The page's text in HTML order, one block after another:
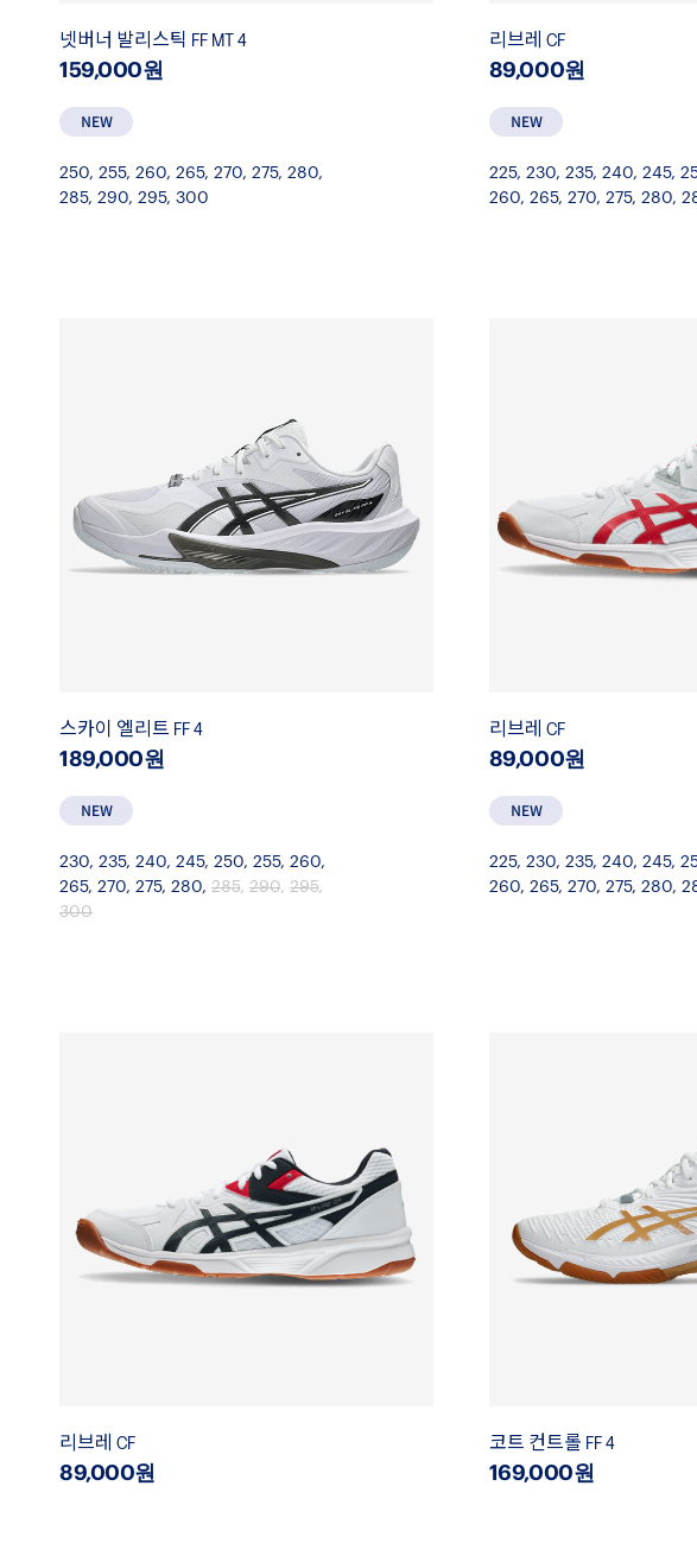
넷버너 발리스틱 FF MT 4
159,000원
250, 255, 260, 265, 270, 275, 280,
285, 290, 295, 300
리브레 CF
89,000원
225, 230, 235, 240, 245,
260, 265, 270, 275, 280,
스카이 엘리트 FF 4
189,000원
230, 235, 240, 245, 250, 255, 260,
265, 270, 275, 280, 285, 290, 295,
300
리브레 CF
89,000원
225, 230, 235, 240, 245,
260, 265, 270, 275, 280,
리브레 CF
89,000원
코트 컨트롤 FF 4
169,000원